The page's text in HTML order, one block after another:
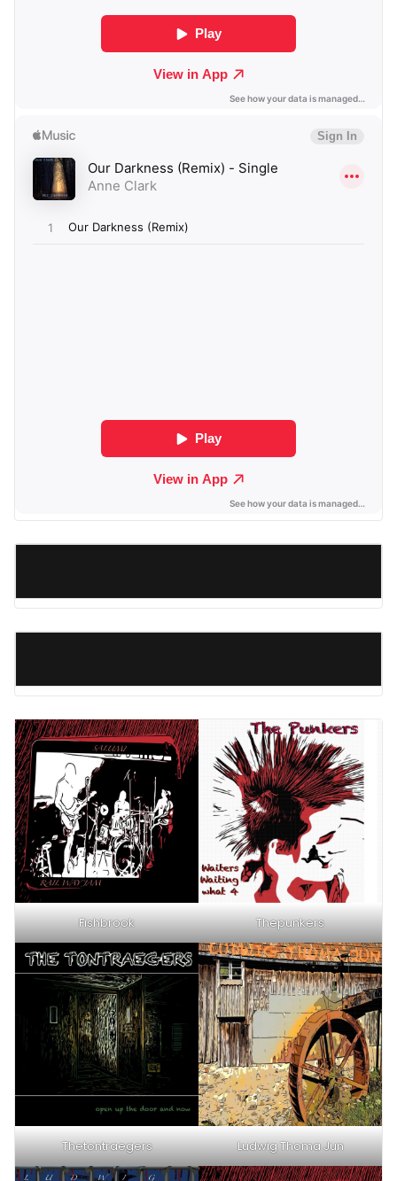
Fishbrook Thepunkers
Thetontraegers Ludwig Thoma Jun